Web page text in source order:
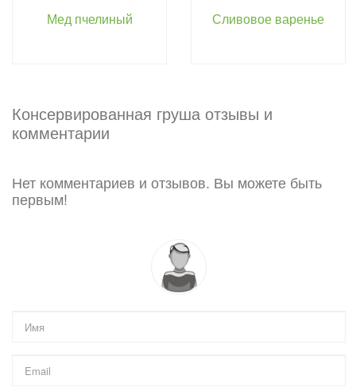
Мед пчелиный Сливовое варенье
Консервированная груша отзывы и
комментарии
Нет комментариев и отзывов. Вы можете быть
первым!